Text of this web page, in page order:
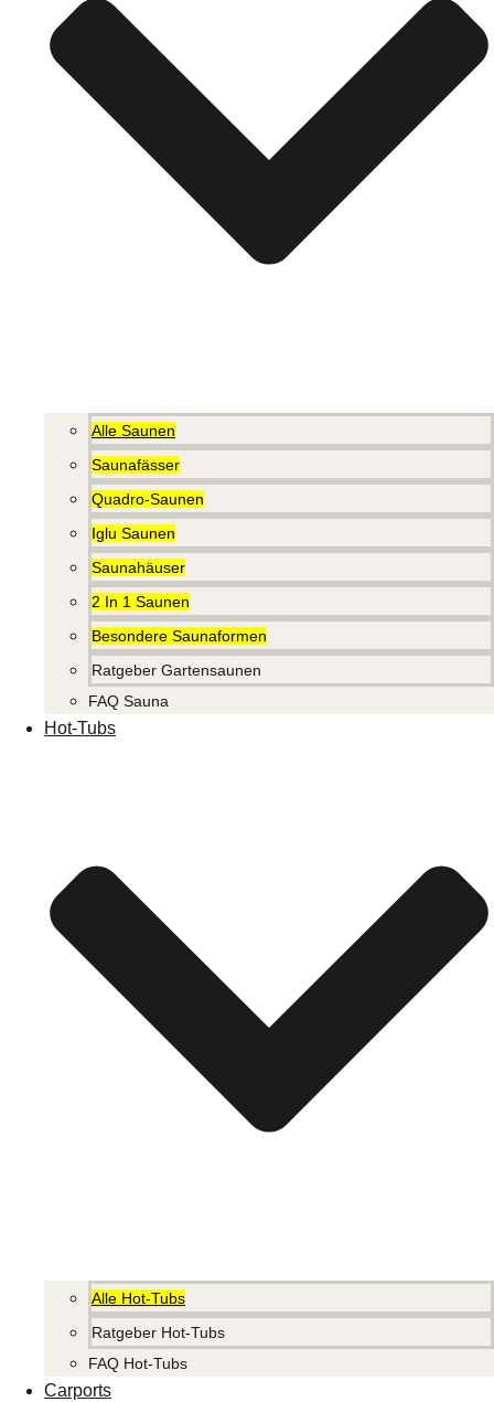
Alle Saunen
Saunafässer
Quadro-Saunen
Iglu Saunen
Saunahäuser
2 In 1 Saunen
Besondere Saunaformen
Ratgeber Gartensaunen
FAQ Sauna
Hot-Tubs
Alle Hot-Tubs
Ratgeber Hot-Tubs
FAQ Hot-Tubs
Carports